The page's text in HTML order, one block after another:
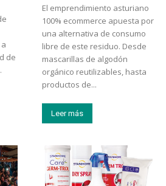
de
El emprendimiento asturiano
100% ecommerce apuesta por
una alternativa de consumo
libre de este residuo. Desde
mascarillas de algodón
orgánico reutilizables, hasta
productos de...
Leer más